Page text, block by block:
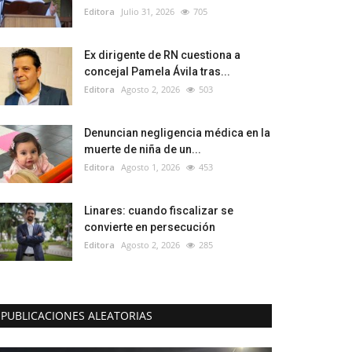
Editora Julio 31, 2026 705
Ex dirigente de RN cuestiona a
concejal Pamela Ávila tras...
Editora Agosto 2, 2026 503
Denuncian negligencia médica en la
muerte de niña de un...
Editora Agosto 1, 2026 453
Linares: cuando fiscalizar se
convierte en persecución
Editora Agosto 2, 2026 285
PUBLICACIONES ALEATORIAS